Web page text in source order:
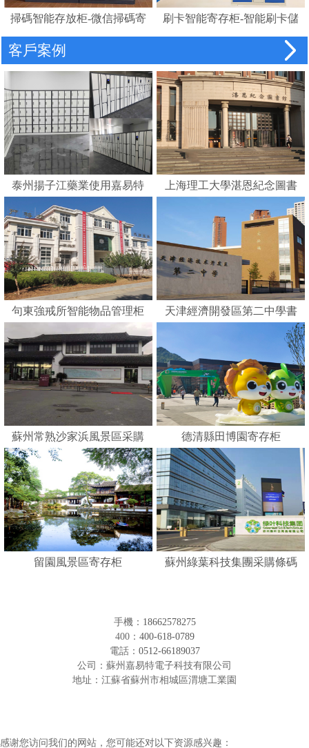
掃碼智能存放柜-微信掃碼寄
存柜
刷卡智能寄存柜-智能刷卡儲
物柜 IC卡電子感應自助存包
柜
客戶案例
泰州揚子江藥業使用嘉易特
刷卡智能柜
上海理工大學湛恩紀念圖書
句東強戒所智能物品管理柜
天津經濟開發區第二中學書
蘇州常熟沙家浜風景區采購
人臉識別寄存柜
德清縣田博園寄存柜
留園風景區寄存柜
蘇州綠葉科技集團采購條碼
手機： 18662578275
400： 400-618-0789
電話： 0512-66189037
公司：蘇州嘉易特電子科技有限公司
地址：江蘇省蘇州市相城區渭塘工業園
感谢您访问我们的网站，您可能还对以下资源感兴趣：